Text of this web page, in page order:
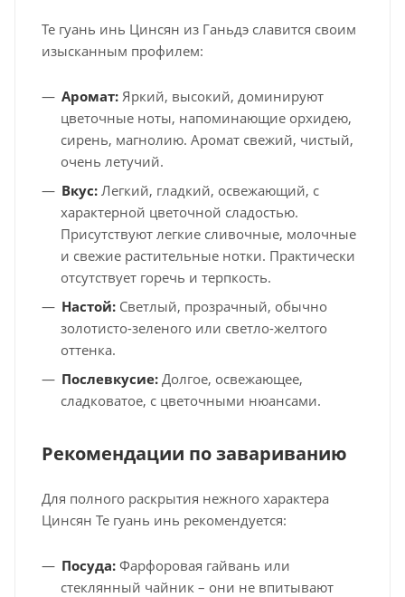
Те гуань инь Цинсян из Ганьдэ славится своим
изысканным профилем:
Аромат: Яркий, высокий, доминируют
цветочные ноты, напоминающие орхидею,
сирень, магнолию. Аромат свежий, чистый,
очень летучий.
Вкус: Легкий, гладкий, освежающий, с
характерной цветочной сладостью.
Присутствуют легкие сливочные, молочные
и свежие растительные нотки. Практически
отсутствует горечь и терпкость.
Настой: Светлый, прозрачный, обычно
золотисто-зеленого или светло-желтого
оттенка.
Послевкусие: Долгое, освежающее,
сладковатое, с цветочными нюансами.
Рекомендации по завариванию
Для полного раскрытия нежного характера
Цинсян Те гуань инь рекомендуется:
Посуда: Фарфоровая гайвань или
стеклянный чайник – они не впитывают